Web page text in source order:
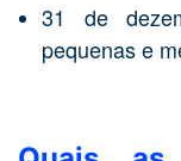
31 de
pequenas e